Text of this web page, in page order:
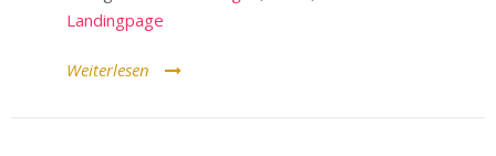
Landingpage
Weiterlesen